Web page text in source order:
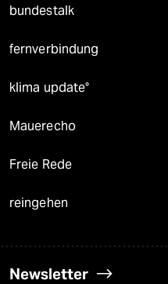
bundestalk
fernverbindung
klima update°
Mauerecho
Freie Rede
reingehen
Newsletter